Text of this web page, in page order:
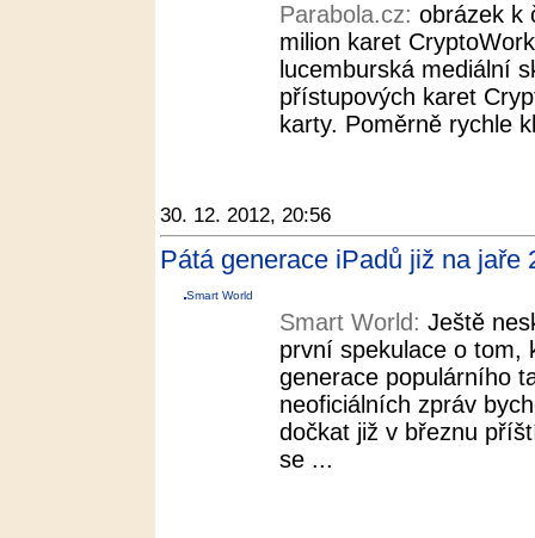
Parabola.cz: obrázek k
milion karet
lucemburská mediální
přístupových karet
karty. Poměrně rychle
30. 12. 2012, 20:56
Pátá generace iPadů již na jaře
Smart World
Smart World: Ještě
první spekulace o tom,
generace populárního
neoficiálních zpráv
dočkat již v březnu
se ...